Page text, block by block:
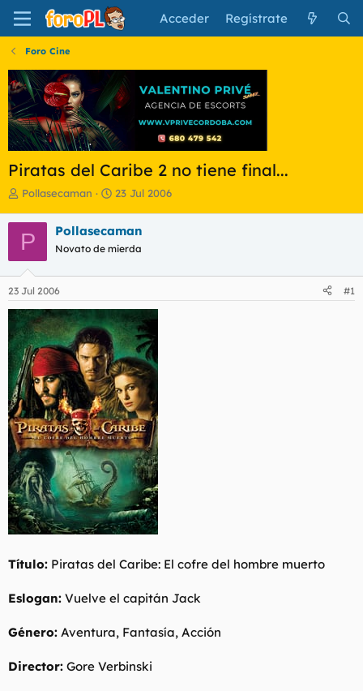
Acceder Regístrate
Foro Cine
Piratas del Caribe 2 no tiene final...
I
i
c
i
a
d
o
r
e
l
t
e
m
a
Pollasecaman
F
h
a
e
n
i
c
i
o
23 Jul 2006
P Pollasecaman
Novato de mierda
23 Jul 2006 #1
Título: Piratas del Caribe: El cofre del hombre muerto
Eslogan: Vuelve el capitán Jack
Género: Aventura, Fantasía, Acción
Director: Gore Verbinski